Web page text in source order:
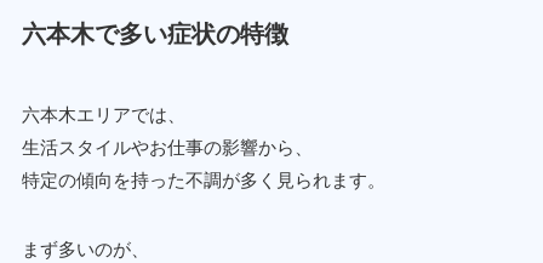
六本木で多い症状の特徴
六本木エリアでは、
生活スタイルやお仕事の影響から、
特定の傾向を持った不調が多く見られます。
まず多いのが、